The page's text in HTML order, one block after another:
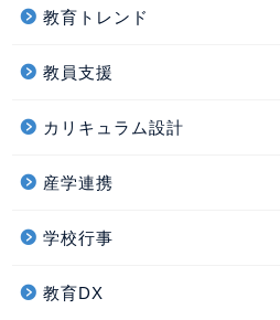
教育トレンド
教員支援
カリキュラム設計
産学連携
学校行事
教育DX